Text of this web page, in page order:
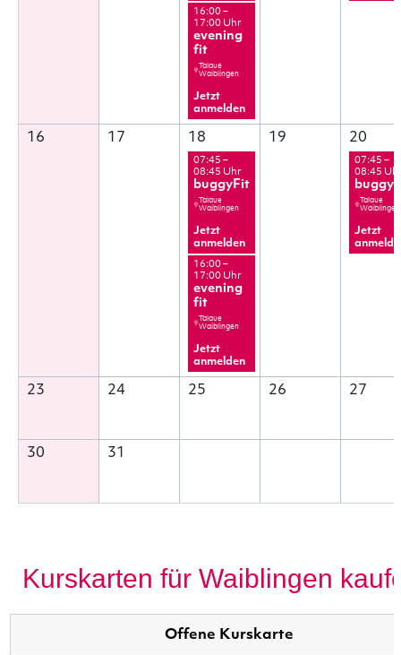
16:00 –
17:00 Uhr
evening
fit
Talaue
Waiblingen
Jetzt
anmelden
16 17 18
07:45 –
08:45 Uhr
buggyFit
Talaue
Waiblingen
Jetzt
anmelden
16:00 –
17:00 Uhr
evening
fit
Talaue
Waiblingen
Jetzt
anmelden
19 20
07:45 –
08:45
Talaue
Waiblingen
Jetzt
23 24 25 26 27
30 31
Kurskarten für Waiblingen
Offene Kurskarte